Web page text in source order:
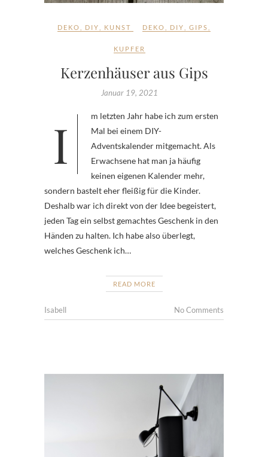
DEKO DIY KUNST DEKO DIY GIPS
KUPFER
Kerzenhäuser aus Gips
Januar 19, 2021
Im letzten Jahr habe ich zum ersten
Mal bei einem DIY-
Adventskalender mitgemacht. Als
Erwachsene hat man ja häufig
keinen eigenen Kalender mehr,
sondern bastelt eher fleißig für die Kinder.
Deshalb war ich direkt von der Idee begeistert,
jeden Tag ein selbst gemachtes Geschenk in den
Händen zu halten. Ich habe also überlegt,
welches Geschenk ich…
READ MORE
Isabell No Comments